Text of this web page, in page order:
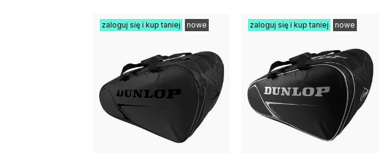
zaloguj się i kup taniej nowe zaloguj się i kup taniej nowe